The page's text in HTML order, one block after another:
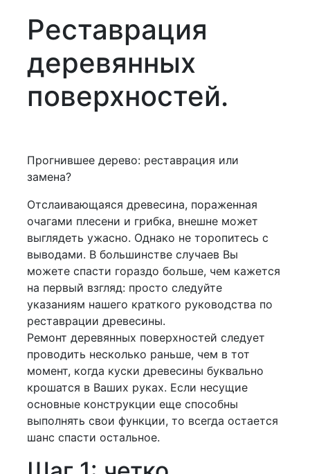
Реставрация
деревянных
поверхностей.
Прогнившее дерево: реставрация или
замена?
Отслаивающаяся древесина, пораженная
очагами плесени и грибка, внешне может
выглядеть ужасно. Однако не торопитесь с
выводами. В большинстве случаев Вы
можете спасти гораздо больше, чем кажется
на первый взгляд: просто следуйте
указаниям нашего краткого руководства по
реставрации древесины.
Ремонт деревянных поверхностей следует
проводить несколько раньше, чем в тот
момент, когда куски древесины буквально
крошатся в Ваших руках. Если несущие
основные конструкции еще способны
выполнять свои функции, то всегда остается
шанс спасти остальное.